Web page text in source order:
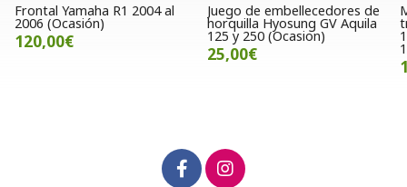
Frontal Yamaha R1 2004 al
2006 (Ocasión)
120,00€
Juego de embellecedores de
horquilla Hyosung GV Aquila
125 y 250 (Ocasion)
25,00€